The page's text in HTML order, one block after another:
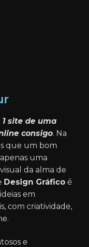
site de uma
consigo. Na
que um bom
uma
da alma de
Design Gráfico é
em
com criatividade,
e